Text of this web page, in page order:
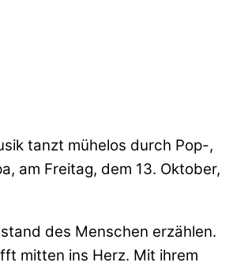
tanzt mühelos durch Pop-,
am Freitag, dem 13. Oktober,
des Menschen erzählen.
mitten ins Herz. Mit ihrem